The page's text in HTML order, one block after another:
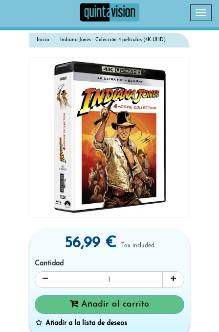
Inicio Indiana Jones - Colección 4 películas (4K UHD)
56,99 € Tax included
Cantidad
Añadir al carrito
Añadir a la lista de deseos